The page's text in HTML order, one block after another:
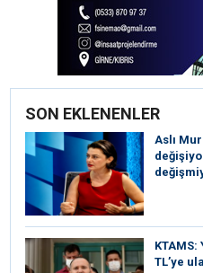
SON EKLENENLER
Aslı
KTAMS:
TL’ye